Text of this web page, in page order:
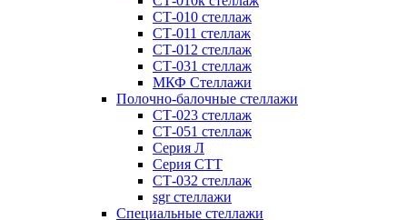
СТ-010 стеллаж
СТ-011 стеллаж
СТ-012 стеллаж
СТ-031 стеллаж
МКФ Стеллажи
Полочно-балочные стеллажи
СТ-023 стеллаж
СТ-051 стеллаж
Серия Л
Серия СТТ
СТ-032 стеллаж
sgr стеллажи
Специальные стеллажи